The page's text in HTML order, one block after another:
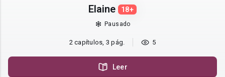
Elaine 18+
Pausado
2 capítulos, 3 pág. 5
Leer